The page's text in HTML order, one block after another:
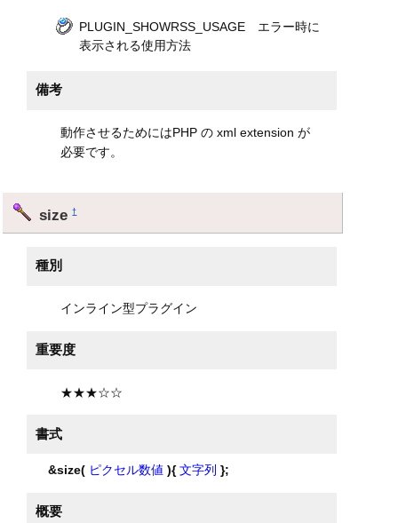
PLUGIN_SHOWRSS_USAGE エラー時に
表示される使用方法
備考
動作させるためにはPHP の xml extension が
必要です。
size†
種別
インライン型プラグイン
重要度
★★★☆☆
書式
&size( ピクセル数値 ){ 文字列 };
概要